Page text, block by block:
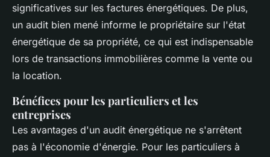
significatives sur les factures énergétiques. De plus,
un audit bien mené informe le propriétaire sur l'état
énergétique de sa propriété, ce qui est indispensable
lors de transactions immobilières comme la vente ou
la location.
Bénéfices pour les particuliers et les
entreprises
Les avantages d'un audit énergétique ne s'arrêtent
pas à l'économie d'énergie. Pour les particuliers à